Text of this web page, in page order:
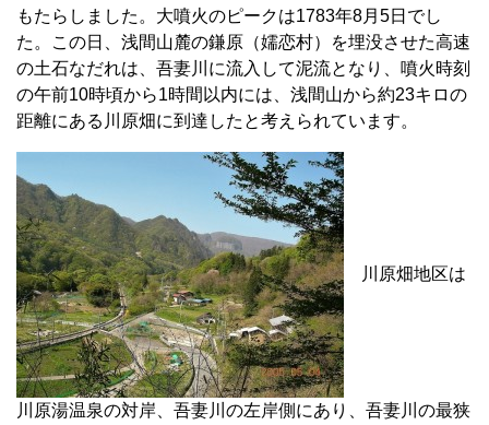
もたらしました。大噴火のピークは1783年8月5日でし
た。この日、浅間山麓の鎌原（嬬恋村）を埋没させた高速
の土石なだれは、吾妻川に流入して泥流となり、噴火時刻
の午前10時頃から1時間以内には、浅間山から約23キロの
距離にある川原畑に到達したと考えられています。
川原畑地区は
川原湯温泉の対岸、吾妻川の左岸側にあり、吾妻川の最狭